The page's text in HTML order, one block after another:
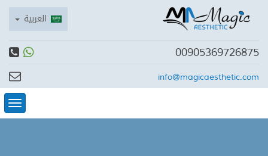
العربية
00905369726875
info@magicaesthetic.com